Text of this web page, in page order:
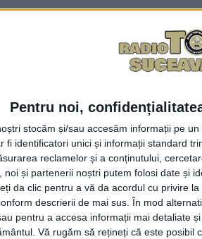
Pentru noi,
stocăm și/sau accesăm informații pe
fi identificatori unici și informații standard
reclamelor și a conținutului,
noi și partenerii noștri putem folosi date și
da clic pentru a vă da acordul cu privire
descrierii de mai sus. În mod
pentru a accesa informații mai detaliate
Vă rugăm să rețineți că este posibil